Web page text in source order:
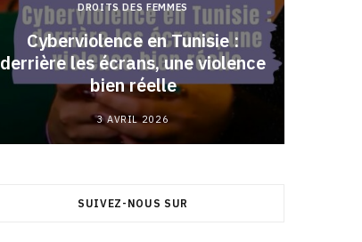
DROITS DES FEMMES
Cyberviolence en Tunisie :
derrière les écrans, une violence
bien réelle
3 AVRIL 2026
SUIVEZ-NOUS SUR